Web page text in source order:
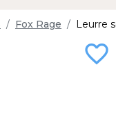
Fox Rage Leurre
favorite_border